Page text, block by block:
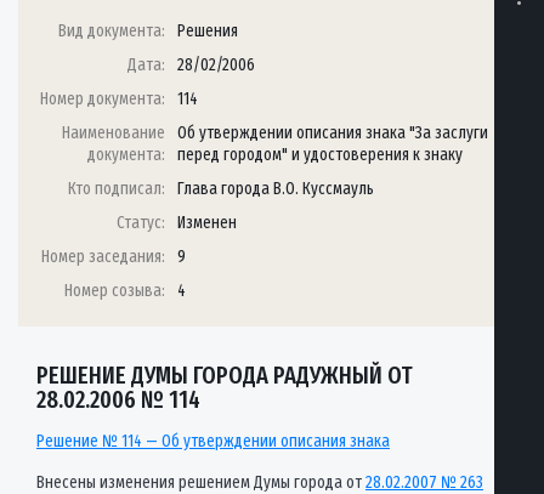
Вид документа:
Решения
Дата:
28/02/2006
Номер документа:
114
Наименование
документа:
Об утверждении описания знака "За заслуги
перед городом" и удостоверения к знаку
Кто подписал:
Глава города В.О. Куссмауль
Статус:
Изменен
Номер заседания:
9
Номер созыва:
4
РЕШЕНИЕ ДУМЫ ГОРОДА РАДУЖНЫЙ ОТ
28.02.2006 № 114
Решение № 114 — Об утверждении описания знака
Внесены изменения решением Думы города от28.02.2007 № 263